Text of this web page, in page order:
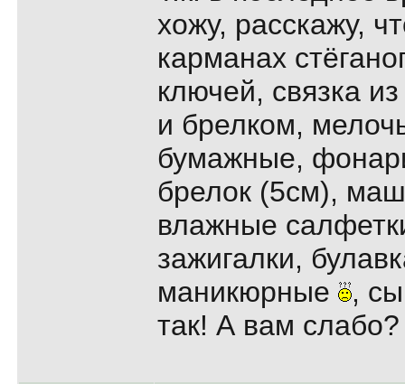
хожу, расскажу,
карманах
ключей, связка
и брелком,
бумажные,
брелок (5см),
влажные
зажигалки,
маникюрные
,
так! А вам